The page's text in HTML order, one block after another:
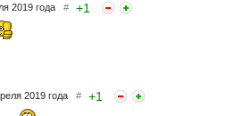
2019 года # +1
2019 года # +1